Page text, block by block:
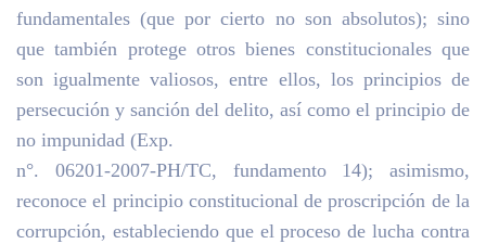
fundamentales (que por cierto no son absolutos); sino
que también protege otros bienes constitucionales que
son igualmente valiosos, entre ellos, los principios de
persecución y sanción del delito, así como el principio de
no impunidad (Exp.
n°. 06201-2007-PH/TC, fundamento 14); asimismo,
reconoce el principio constitucional de proscripción de la
corrupción, estableciendo que el proceso de lucha contra